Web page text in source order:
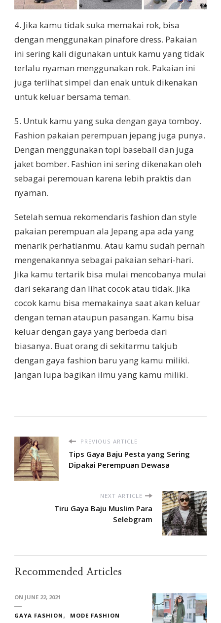
4. Jika kamu tidak suka memakai rok, bisa
dengan menggunakan pinafore dress. Pakaian
ini sering kali digunakan untuk kamu yang tidak
terlalu nyaman menggunakan rok. Pakaian ini
juga terlihat simpel dan enak untuk dikenakan
untuk keluar bersama teman.
5. Untuk kamu yang suka dengan gaya tomboy.
Fashion pakaian perempuan jepang juga punya.
Dengan menggunakan topi baseball dan juga
jaket bomber. Fashion ini sering dikenakan oleh
sebagai peremouan karena lebih praktis dan
nyaman.
Setelah semua rekomendaris fashion dan style
pakaian perempuan ala Jepang apa ada yang
menarik perhatianmu. Atau kamu sudah pernah
mengenakannya sebagai pakaian sehari-hari.
Jika kamu tertarik bisa mulai mencobanya mulai
dari sekarang dan lihat cocok atau tidak. Jika
cocok kamu bisa memakainya saat akan keluar
dengan teman ataupun pasangan. Kamu bisa
keluar dengan gaya yang berbeda dari
biasanya. Buat orang di sekitarmu takjub
dengan gaya fashion baru yang kamu miliki.
Jangan lupa bagikan ilmu yang kamu miliki.
PREVIOUS ARTICLE
Tips Gaya Baju Pesta yang Sering
Dipakai Perempuan Dewasa
NEXT ARTICLE
Tiru Gaya Baju Muslim Para
Selebgram
Recommended Articles
ON JUNE 22, 2021
GAYA FASHION MODE FASHION